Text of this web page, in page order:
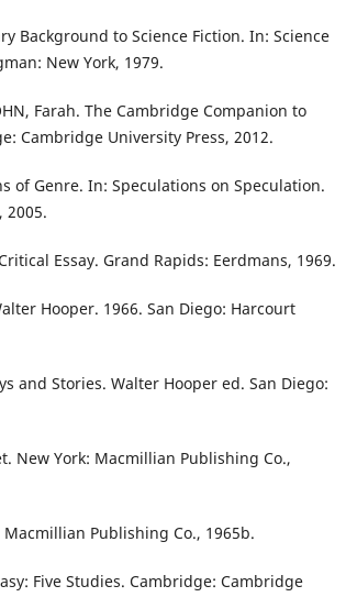
Background to Science Fiction. In: Science
New York, 1979.
Farah. The Cambridge Companion to
Cambridge University Press, 2012.
of Genre. In: Speculations on Speculation.
2005.
Essay. Grand Rapids: Eerdmans, 1969.
Hooper. 1966. San Diego: Harcourt
and Stories. Walter Hooper ed. San Diego:
New York: Macmillian Publishing Co.,
Macmillian Publishing Co., 1965b.
Five Studies. Cambridge: Cambridge